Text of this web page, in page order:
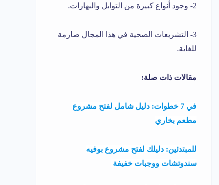
2- وجود أنواع كبيرة من التوابل والبهارات.
3- التشريعات الصحية في هذا المجال صارمة
للغاية.
مقالات ذات صلة:
في 7 خطوات: دليل شامل لفتح مشروع
مطعم بخاري
للمبتدئين: دليلك لفتح مشروع بوفيه
سندوتشات ووجبات خفيفة